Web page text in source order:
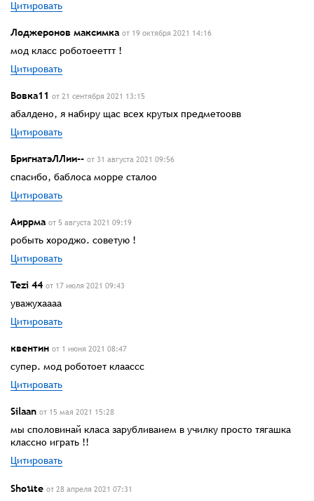
Цитировать
Лоджеронов максимка от 19 октября 2021 14:16
мод класс роботоееттт !
Цитировать
Вовка11 от 21 сентября 2021 13:15
абалдено, я набиру щас всех крутых предметоовв
Цитировать
БригнатэЛЛии-- от 31 августа 2021 09:56
спасибо, баблоса морре сталоо
Цитировать
Аиррма от 5 августа 2021 09:19
робыть хороджо. советую !
Цитировать
Tezi 44 от 17 июля 2021 09:43
уважухаааа
Цитировать
квентин от 1 июня 2021 08:47
супер. мод роботоет клаассс
Цитировать
Silааn от 15 мая 2021 15:28
мы споловинай класа зарубливаием в училку просто тягашка
классно играть !!
Цитировать
Shoนte от 28 апреля 2021 07:31